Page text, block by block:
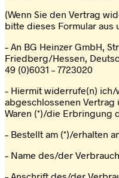
(Wenn Sie den Vertrag
bitte dieses Formular aus
– An BG Heinzer GmbH,
Friedberg/Hessen,
49 (0)6031 – 7723020
– Hiermit widerrufe(n)
abgeschlossenen
Waren (*)/die Erbringung
– Bestellt am (*)/erhalten
– Name des/der